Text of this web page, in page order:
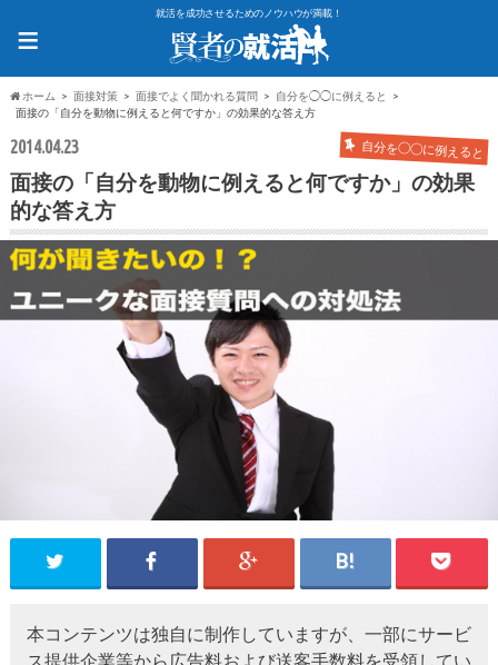
就活を成功させるためのノウハウが満載！
≡
ホーム 面接対策 面接でよく聞かれる質問
自分を◯◯に例えると
面接の「自分を動物に例えると何ですか」の効果的な答え方
2014.04.23 自分を◯◯に例えると
面接の「自分を動物に例えると何ですか」の効果
的な答え方
本コンテンツは独自に制作していますが、一部にサービ
ス提供企業等から広告料および送客手数料を受領してい